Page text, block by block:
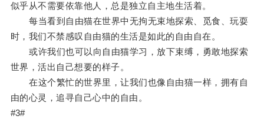
似乎从不需要依靠他人，总是独立自主地生活着。
每当看到自由猫在世界中无拘无束地探索、觅食、玩耍
时，我们不禁感叹自由猫的生活是如此的自由自在。
或许我们也可以向自由猫学习，放下束缚，勇敢地探索
世界，活出自己想要的样子。
在这个繁忙的世界里，让我们也像自由猫一样，拥有自
由的心灵，追寻自己心中的自由。
#3#